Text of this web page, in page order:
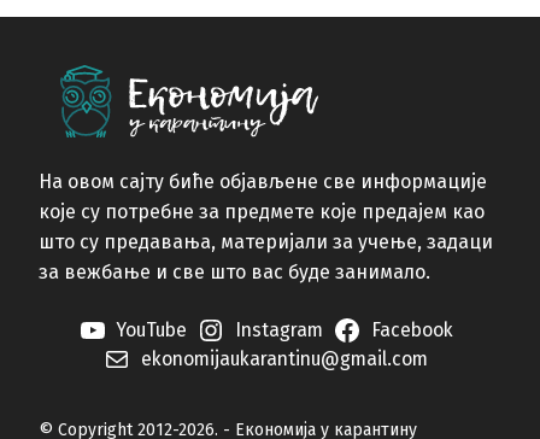
На овом сајту биће објављене све информације
које су потребне за предмете које предајем као
што су предавања, материјали за учење, задаци
за вежбање и све што вас буде занимало.
YouTube Instagram
Facebook
ekonomijaukarantinu@gmail.com
© Copyright 2012-2026. - Економија у карантину